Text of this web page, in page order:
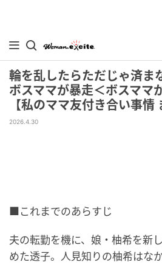
輪を乱したらただじゃ済ま
ボスママが暴走＜ボスママ
【私のママ友付き合い事情
2026.4.30
■これまでのあらすじ
夫の転勤を機に、娘・柚希を新
めた透子。人見知りの柚希はな